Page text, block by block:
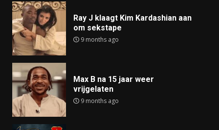
Ray J klaagt Kim Kardashian aan
om sekstape
9 months ago
Max B na 15 jaar weer
vrijgelaten
9 months ago